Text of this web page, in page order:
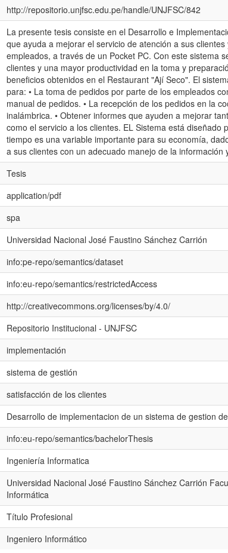
http://repositorio.unjfsc.edu.pe/handle/UNJFSC/842
La presente tesis consiste en el Desarrollo e
que ayuda a mejorar el servicio de atención a sus
empleados, a través de un Pocket PC. Con este sistema
clientes y una mayor productividad en la toma y
beneficios obtenidos en el Restaurant "Ají Seco". El
para: • La toma de pedidos por parte de los empleados
manual de pedidos. • La recepción de los pedidos en la
inalámbrica. • Obtener informes que ayuden a mejorar
como el servicio a los clientes. EL Sistema está diseñado
tiempo es una variable importante para su economía,
a sus clientes con un adecuado manejo de la información
Tesis
application/pdf
spa
Universidad Nacional José Faustino Sánchez Carrión
info:pe-repo/semantics/dataset
info:eu-repo/semantics/restrictedAccess
http://creativecommons.org/licenses/by/4.0/
Repositorio Institucional - UNJFSC
implementación
sistema de gestión
satisfacción de los clientes
Desarrollo de implementacion de un sistema de gestion
info:eu-repo/semantics/bachelorThesis
Ingeniería Informatica
Universidad Nacional José Faustino Sánchez Carrión
Informática
Título Profesional
Ingeniero Informático